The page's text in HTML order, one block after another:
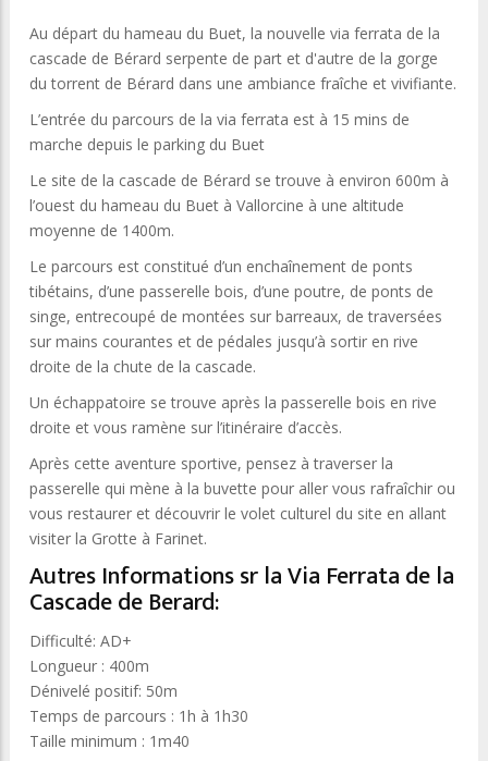
Au départ du hameau du Buet, la nouvelle via ferrata de la
cascade de Bérard serpente de part et d'autre de la gorge
du torrent de Bérard dans une ambiance fraîche et vivifiante.
L’entrée du parcours de la via ferrata est à 15 mins de
marche depuis le parking du Buet
Le site de la cascade de Bérard se trouve à environ 600m à
l’ouest du hameau du Buet à Vallorcine à une altitude
moyenne de 1400m.
Le parcours est constitué d’un enchaînement de ponts
tibétains, d’une passerelle bois, d’une poutre, de ponts de
singe, entrecoupé de montées sur barreaux, de traversées
sur mains courantes et de pédales jusqu’à sortir en rive
droite de la chute de la cascade.
Un échappatoire se trouve après la passerelle bois en rive
droite et vous ramène sur l’itinéraire d’accès.
Après cette aventure sportive, pensez à traverser la
passerelle qui mène à la buvette pour aller vous rafraîchir ou
vous restaurer et découvrir le volet culturel du site en allant
visiter la Grotte à Farinet.
Autres Informations sr la Via Ferrata de la
Cascade de Berard:
Difficulté: AD+
Longueur : 400m
Dénivelé positif: 50m
Temps de parcours : 1h à 1h30
Taille minimum : 1m40